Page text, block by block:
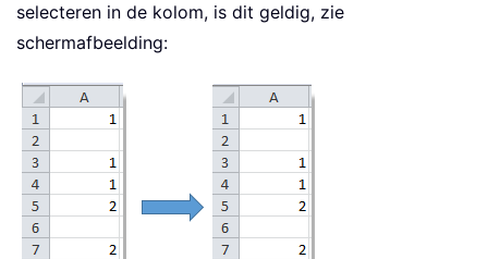
selecteren in de kolom, is dit geldig, zie
schermafbeelding: